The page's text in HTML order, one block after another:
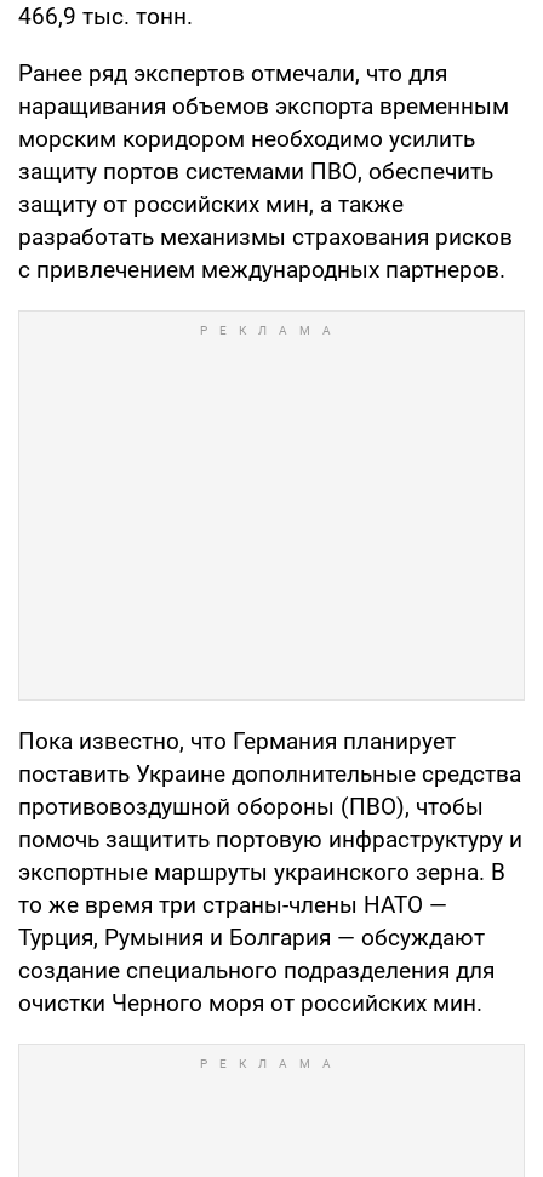
466,9 тыс. тонн.
Ранее ряд экспертов отмечали, что для
наращивания объемов экспорта временным
морским коридором необходимо усилить
защиту портов системами ПВО, обеспечить
защиту от российских мин, а также
разработать механизмы страхования рисков
с привлечением международных партнеров.
Пока известно, что Германия планирует
поставить Украине дополнительные средства
противовоздушной обороны (ПВО), чтобы
помочь защитить портовую инфраструктуру и
экспортные маршруты украинского зерна. В
то же время три страны-члены НАТО —
Турция, Румыния и Болгария — обсуждают
создание специального подразделения для
очистки Черного моря от российских мин.